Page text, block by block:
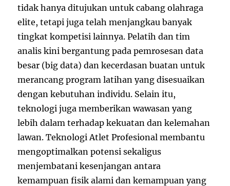
tidak hanya ditujukan untuk cabang olahraga
elite, tetapi juga telah menjangkau banyak
tingkat kompetisi lainnya. Pelatih dan tim
analis kini bergantung pada pemrosesan data
besar (big data) dan kecerdasan buatan untuk
merancang program latihan yang disesuaikan
dengan kebutuhan individu. Selain itu,
teknologi juga memberikan wawasan yang
lebih dalam terhadap kekuatan dan kelemahan
lawan. Teknologi Atlet Profesional membantu
mengoptimalkan potensi sekaligus
menjembatani kesenjangan antara
kemampuan fisik alami dan kemampuan yang